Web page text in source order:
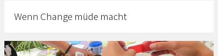
Wenn Change müde macht